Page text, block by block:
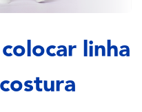
linha